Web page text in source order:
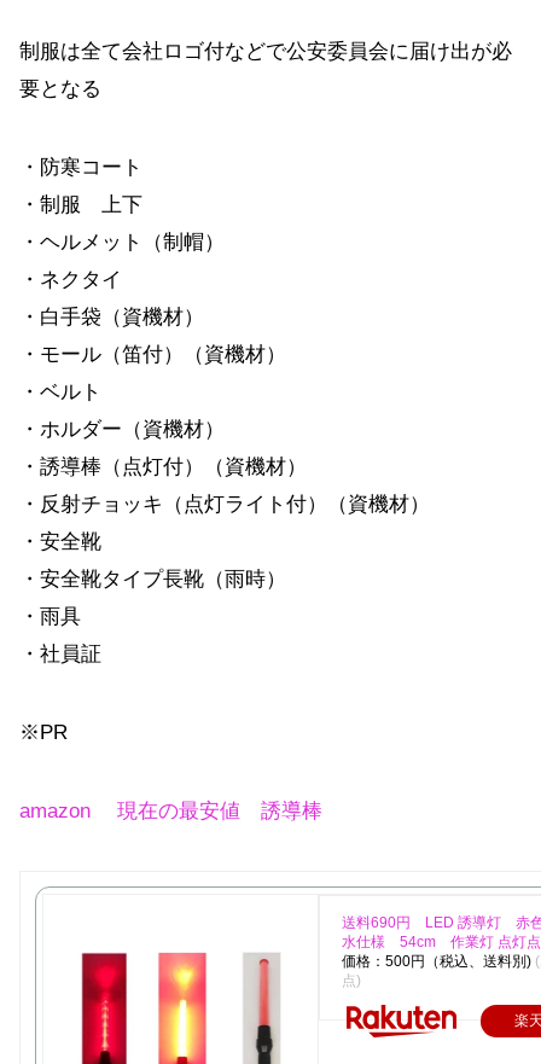
制服は全て会社ロゴ付などで公安委員会に届け出が必
要となる
・防寒コート
・制服 上下
・ヘルメット（制帽）
・ネクタイ
・白手袋（資機材）
・モール（笛付）（資機材）
・ベルト
・ホルダー（資機材）
・誘導棒（点灯付）（資機材）
・反射チョッキ（点灯ライト付）（資機材）
・安全靴
・安全靴タイプ長靴（雨時）
・雨具
・社員証
※PR
amazon 現在の最安値 誘導棒
送料690円 LED 誘導灯 赤
水仕様 54cm 作業灯 点灯点
価格：500円（税込、送料別)
点)
楽